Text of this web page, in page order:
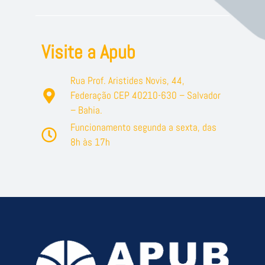
Visite a Apub
Rua Prof. Aristides Novis, 44,
Federação CEP 40210-630 – Salvador
– Bahia.
Funcionamento segunda a sexta, das
8h às 17h